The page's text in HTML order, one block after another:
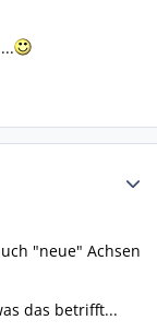
"neue" Achsen
das betrifft...